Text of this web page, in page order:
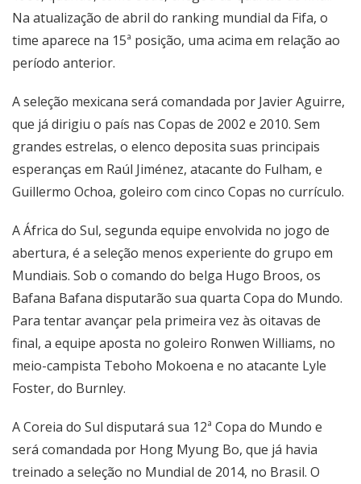
Na atualização de abril do ranking mundial da Fifa, o
time aparece na 15ª posição, uma acima em relação ao
período anterior.
A seleção mexicana será comandada por Javier Aguirre,
que já dirigiu o país nas Copas de 2002 e 2010. Sem
grandes estrelas, o elenco deposita suas principais
esperanças em Raúl Jiménez, atacante do Fulham, e
Guillermo Ochoa, goleiro com cinco Copas no currículo.
A África do Sul, segunda equipe envolvida no jogo de
abertura, é a seleção menos experiente do grupo em
Mundiais. Sob o comando do belga Hugo Broos, os
Bafana Bafana disputarão sua quarta Copa do Mundo.
Para tentar avançar pela primeira vez às oitavas de
final, a equipe aposta no goleiro Ronwen Williams, no
meio-campista Teboho Mokoena e no atacante Lyle
Foster, do Burnley.
A Coreia do Sul disputará sua 12ª Copa do Mundo e
será comandada por Hong Myung Bo, que já havia
treinado a seleção no Mundial de 2014, no Brasil. O